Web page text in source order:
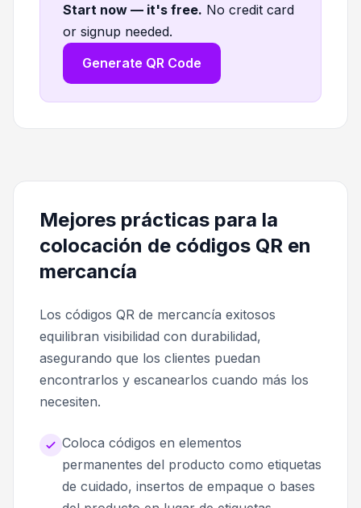
Start now — it's free. No credit card
or signup needed.
Generate QR Code
Mejores prácticas para la
colocación de códigos QR en
mercancía
Los códigos QR de mercancía exitosos
equilibran visibilidad con durabilidad,
asegurando que los clientes puedan
encontrarlos y escanearlos cuando más los
necesiten.
Coloca códigos en elementos
permanentes del producto como etiquetas
de cuidado, insertos de empaque o bases